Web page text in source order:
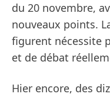
du 20 novembre,
nouveaux points.
figurent nécessite
et de débat
Hier encore, des